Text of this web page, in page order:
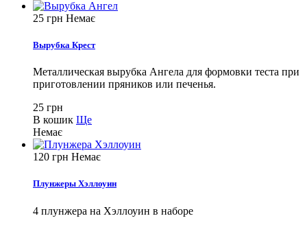
25 грн Немає
Вырубка Крест
Металлическая вырубка Ангела для формовки теста при
приготовлении пряников или печенья.
25 грн
В кошик Ще
Немає
120 грн Немає
Плунжеры Хэллоуин
4 плунжера на Хэллоуин в наборе